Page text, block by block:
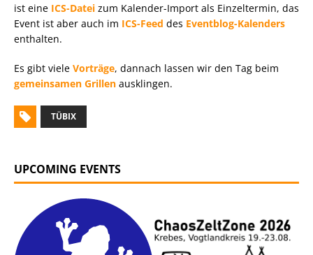
ist eine ICS-Datei zum Kalender-Import als Einzeltermin, das
Event ist aber auch im ICS-Feed des Eventblog-Kalenders
enthalten.
Es gibt viele Vorträge, dannach lassen wir den Tag beim
gemeinsamen Grillen ausklingen.
TÜBIX
UPCOMING EVENTS